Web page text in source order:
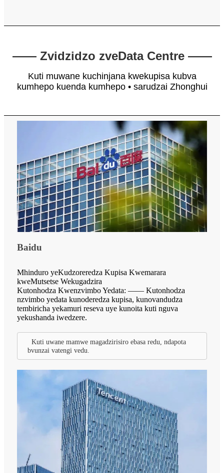
—— Zvidzidzo zveData Centre ——
Kuti muwane kuchinjana kwekupisa kubva
kumhepo kuenda kumhepo • sarudzai Zhonghui
Baidu
Mhinduro yeKudzoreredza Kupisa Kwemarara
kweMutsetse Wekugadzira
Kutonhodza Kwenzvimbo Yedata: —— Kutonhodza
nzvimbo yedata kunoderedza kupisa, kunovandudza
tembiricha yekamuri reseva uye kunoita kuti nguva
yekushanda iwedzere.
Kuti uwane mamwe magadzirisiro ebasa redu, ndapota
bvunzai vatengi vedu.